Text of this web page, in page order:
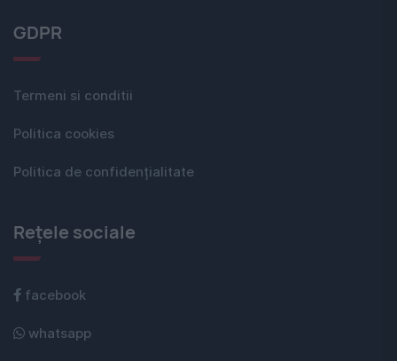
GDPR
Termeni si conditii
Politica cookies
Politica de confidențialitate
Rețele sociale
facebook
whatsapp